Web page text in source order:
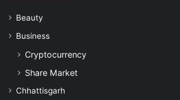
Beauty
Business
Cryptocurrency
Share Market
Chhattisgarh